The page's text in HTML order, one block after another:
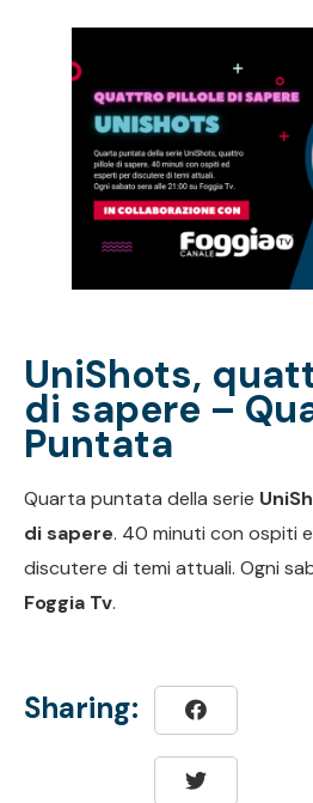
UniShots,
di sapere –
Puntata
Quarta puntata della serie
di sapere. 40 minuti con ospiti
discutere di temi attuali. Ogni
Foggia Tv.
Sharing: